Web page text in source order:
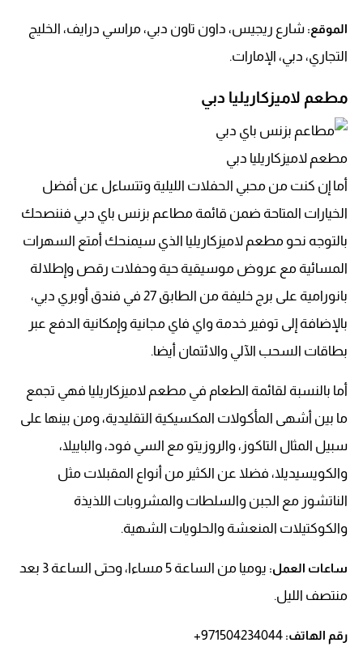
الموقع: شارع ريجيس، داون تاون دبي، مراسي درايف، الخليج
التجاري، دبي، الإمارات.
مطعم لاميزكاريليا دبي
مطعم لاميزكاريليا دبي
أما إن كنت من محبي الحفلات الليلية وتتساءل عن أفضل
الخيارات المتاحة ضمن قائمة مطاعم بزنس باي دبي فننصحك
بالتوجه نحو مطعم لاميزكاريليا الذي سيمنحك أمتع السهرات
المسائية مع عروض موسيقية حية وحفلات رقص وإطلالة
بانورامية على برج خليفة من الطابق 27 في فندق أوبري دبي،
بالإضافة إلى توفير خدمة واي فاي مجانية وإمكانية الدفع عبر
بطاقات السحب الآلي والائتمان أيضا.
أما بالنسبة لقائمة الطعام في مطعم لاميزكاريليا فهي تجمع
ما بين أشهى المأكولات المكسيكية التقليدية، ومن بينها على
سبيل المثال التاكوز، والروزيتو مع السي فود، والباييلا،
والكويسيديلا، فضلا عن الكثير من أنواع المقبلات مثل
الناتشوز مع الجبن والسلطات والمشروبات اللذيذة
والكوكتيلات المنعشة والحلويات الشهية.
ساعات العمل:
يوميا من الساعة 5 مساءا، وحتى الساعة 3 بعد
منتصف الليل.
رقم الهاتف: